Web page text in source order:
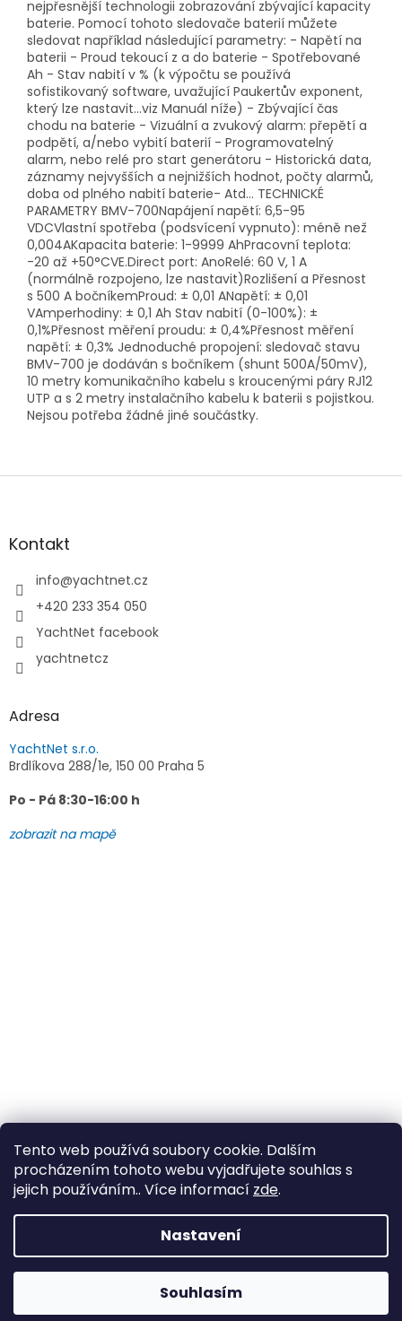
Tento web používá soubory cookie. Dalším
procházením tohoto webu vyjadřujete souhlas s
jejich používáním.. Více informací zde.
Nastavení
Souhlasím
nejpřesnější technologii zobrazování zbývající kapacity
baterie. Pomocí tohoto sledovače baterií můžete
sledovat například následující parametry: - Napětí na
baterii - Proud tekoucí z a do baterie - Spotřebované
Ah - Stav nabití v % (k výpočtu se používá
sofistikovaný software, uvažující Paukertův exponent,
který lze nastavit...viz Manuál níže) - Zbývající čas
chodu na baterie - Vizuální a zvukový alarm: přepětí a
podpětí, a/nebo vybití baterií - Programovatelný
alarm, nebo relé pro start generátoru - Historická data,
záznamy nejvyšších a nejnižších hodnot, počty alarmů,
doba od plného nabití baterie- Atd... TECHNICKÉ
PARAMETRY BMV-700Napájení napětí: 6,5-95
VDCVlastní spotřeba (podsvícení vypnuto): méně než
0,004AKapacita baterie: 1-9999 AhPracovní teplota:
-20 až +50°CVE.Direct port: AnoRelé: 60 V, 1 A
(normálně rozpojeno, lze nastavit)Rozlišení a Přesnost
s 500 A bočníkemProud: ± 0,01 ANapětí: ± 0,01
VAmperhodiny: ± 0,1 Ah Stav nabití (0-100%): ±
0,1%Přesnost měření proudu: ± 0,4%Přesnost měření
napětí: ± 0,3% Jednoduché propojení: sledovač stavu
BMV-700 je dodáván s bočníkem (shunt 500A/50mV),
10 metry komunikačního kabelu s kroucenými páry RJ12
UTP a s 2 metry instalačního kabelu k baterii s pojistkou.
Nejsou potřeba žádné jiné součástky.
Z
aKontakt
info@yachtnet.cz
+420 233 354 050
YachtNet facebook
yachtnetcz
Adresa
YachtNet s.r.o.
Brdlíkova 288/1e, 150 00 Praha 5
Po - Pá 8:30-16:00 h
zobrazit na mapě
Vytvořil Shoptet
Copyright 2026YachtNet shop. Všechna práva
vyhrazena.